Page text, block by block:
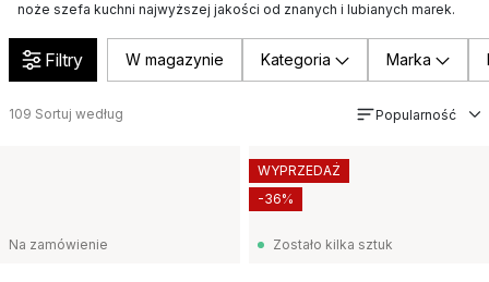
noże szefa kuchni najwyższej jakości od znanych i lubianych marek.
Filtry W magazynie Kategoria Marka
109 Sortuj według Popularność
Na zamówienie Zostało kilka sztuk
WYPRZEDAŻ
-36%